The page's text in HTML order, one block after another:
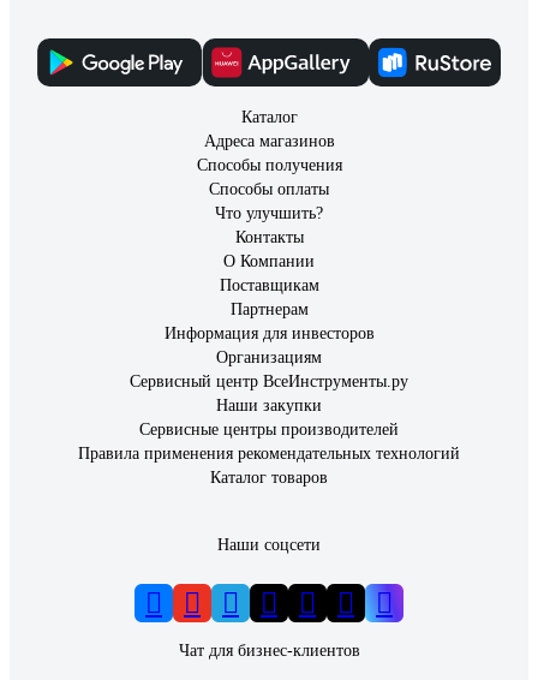
удобная и информативная упаковка, надёжный и
ответственный производитель, т.к. брака совсем нет.
Приятный, тёплый, очень мягкий свет. Эти лампы не боятся
Каталог
Адреса магазинов
Способы получения
Способы оплаты
Что улучшить?
Контакты
О Компании
Поставщикам
Партнерам
Информация для инвесторов
Организациям
Сервисный центр ВсеИнструменты.ру
Наши закупки
Сервисные центры производителей
Правила применения рекомендательных технологий
Каталог товаров
Наши соцсети
Чат для бизнес-клиентов